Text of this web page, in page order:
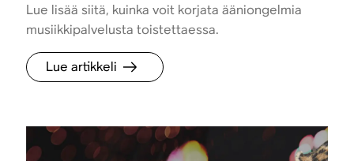
Lue lisää siitä, kuinka voit korjata ääniongelmia
musiikkipalvelusta toistettaessa.
Lue artikkeli